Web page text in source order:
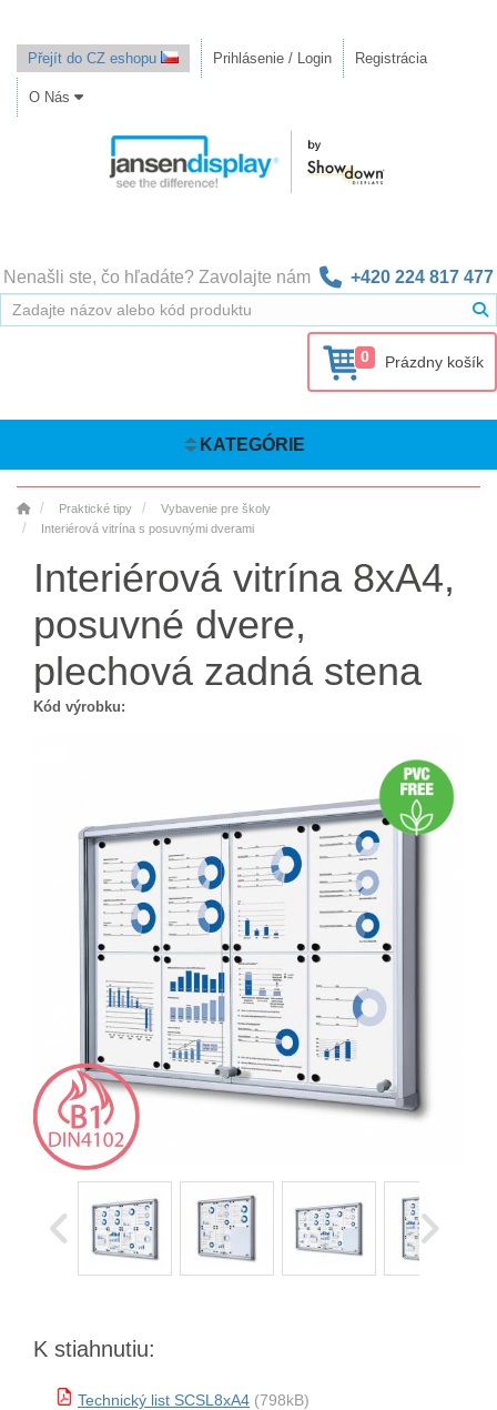
Přejít do CZ eshopu Prihlásenie / Login Registrácia
O Nás
Nenašli ste, čo hľadáte? Zavolajte nám +420 224 817 477
0 Prázdny košík
KATEGÓRIE
Praktické tipy
Vybavenie pre školy
Interiérová vitrína s posuvnými dverami
Interiérová vitrína 8xA4,
posuvné dvere,
plechová zadná stena
Kód výrobku:
K stiahnutiu:
Technický list SCSL8xA4 (798kB)